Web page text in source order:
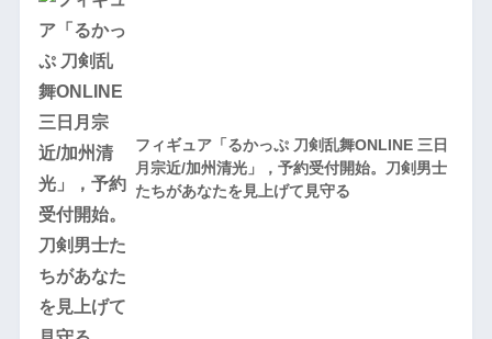
フィギュア「るかっぷ 刀剣乱舞ONLINE 三日
月宗近/加州清光」，予約受付開始。刀剣男士
たちがあなたを見上げて見守る